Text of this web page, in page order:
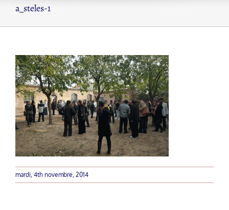
a_steles-1
mardi, 4th novembre, 2014